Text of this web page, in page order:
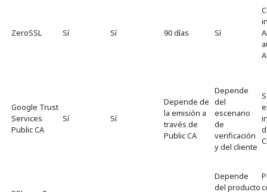
ZeroSSL Sí Sí 90 días Sí
Google Trust
Services
Public CA
Sí Sí
Depende de
la emisión a
través de
Public CA
Depende
del
escenario
de
verificación
y del cliente
Depende
del producto